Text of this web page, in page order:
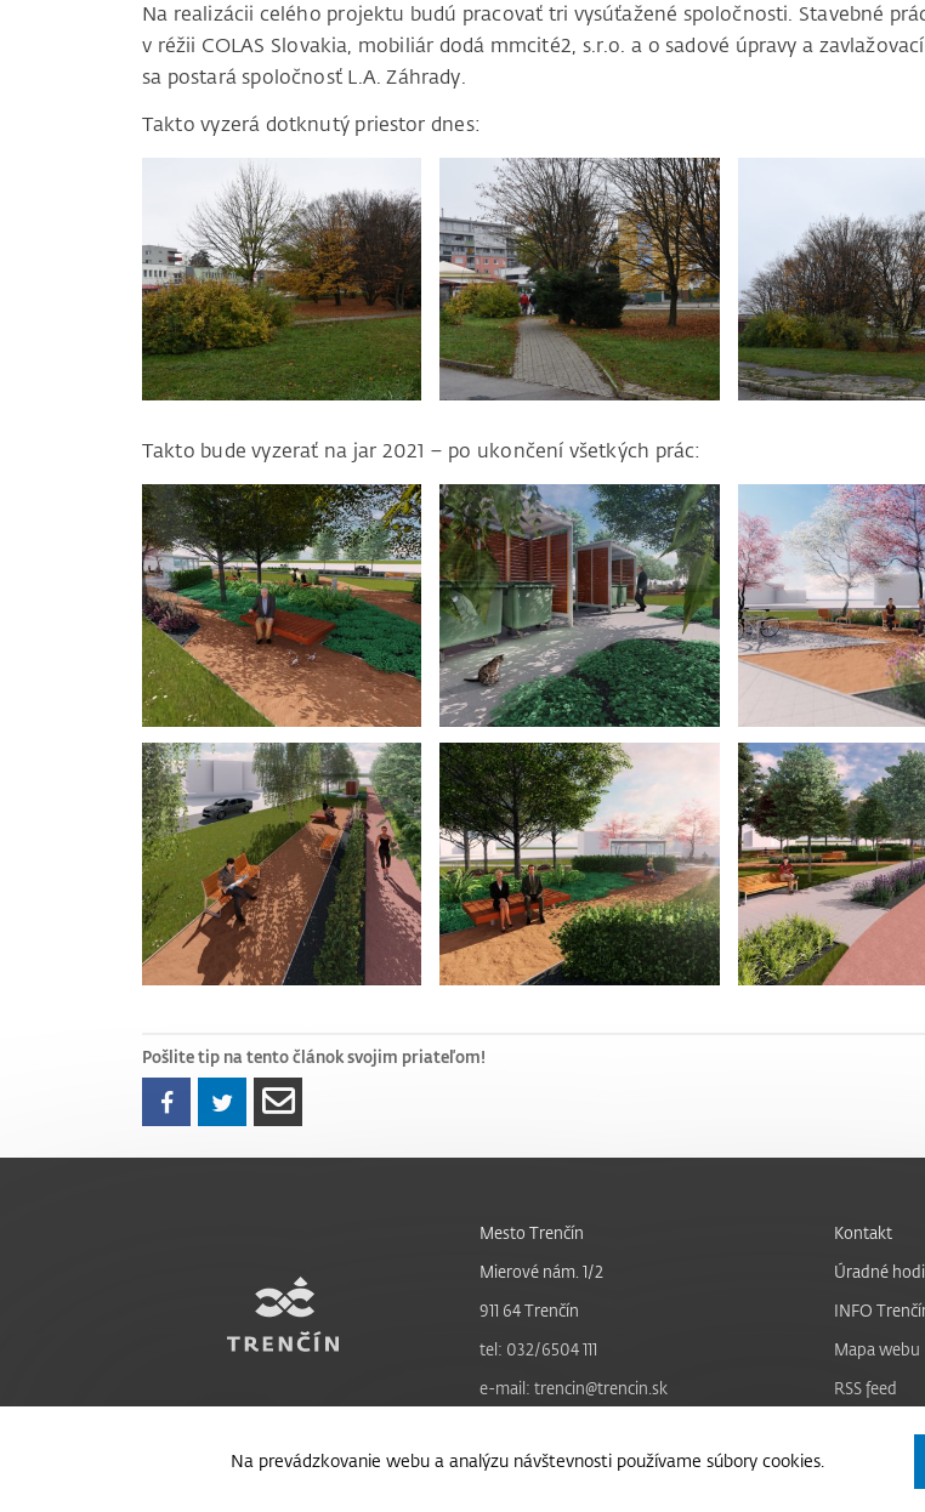
Na realizácii celého projektu budú pracovať tri vysúťažené spoločnosti. Stavebné
v réžii COLAS Slovakia, mobiliár dodá mmcité2, s.r.o. a o sadové úpravy a
sa postará spoločnosť L.A. Záhrady.
Takto vyzerá dotknutý priestor dnes:
Takto bude vyzerať na jar 2021 – po ukončení všetkých prác:
Pošlite tip na tento článok svojim priateľom!
Na prevádzkovanie webu a analýzu návštevnosti používame súbory cookies.
Mesto Trenčín
Mierové nám. 1/2
911 64 Trenčín
tel: 032/6504 111
e-mail: trencin@trencin.sk
Kontakt
Úradné
INFO
Mapa webu
RSS feed